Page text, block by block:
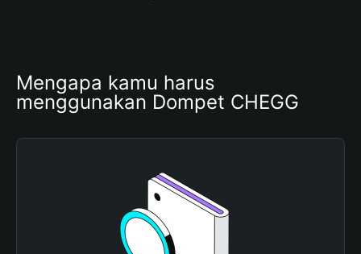
Mengapa kamu harus
menggunakan Dompet CHEGG